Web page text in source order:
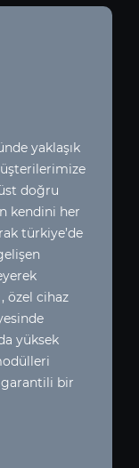
yaklaşık
doğru
kendini her
türkiye’de
özel cihaz
yüksek
bir